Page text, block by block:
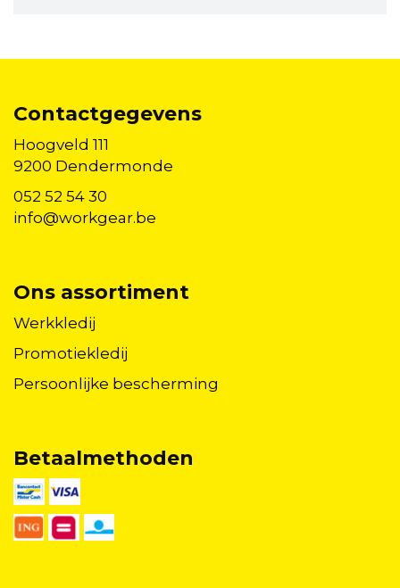
Contactgegevens
Hoogveld 111
9200 Dendermonde
052 52 54 30
info@workgear.be
Ons assortiment
Werkkledij
Promotiekledij
Persoonlijke bescherming
Betaalmethoden